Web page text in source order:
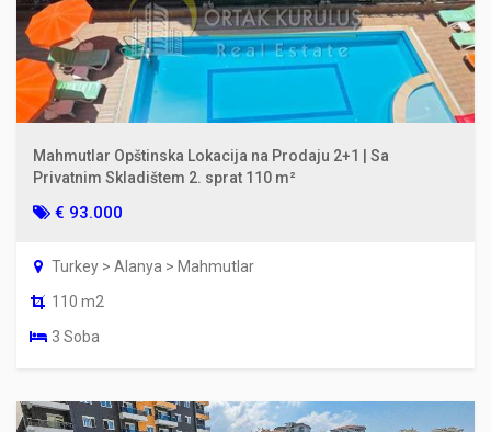
Mahmutlar Opštinska Lokacija na Prodaju 2+1 | Sa
Privatnim Skladištem 2. sprat 110 m²
€ 93.000
Turkey > Alanya > Mahmutlar
110 m2
3 Soba